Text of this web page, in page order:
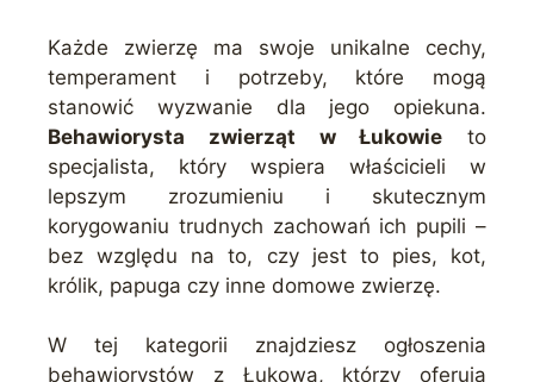
Każde zwierzę ma swoje unikalne cechy,
temperament i potrzeby, które mogą
stanowić wyzwanie dla jego opiekuna.
Behawiorysta zwierząt w Łukowie to
specjalista, który wspiera właścicieli w
lepszym zrozumieniu i skutecznym
korygowaniu trudnych zachowań ich pupili –
bez względu na to, czy jest to pies, kot,
królik, papuga czy inne domowe zwierzę.
W tej kategorii znajdziesz ogłoszenia
behawiorystów z Łukowa, którzy oferują